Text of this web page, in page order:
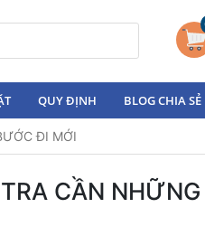
QUY ĐỊNH BLOG CHIA SẺ
ĐI MỚI
CẦN NHỮNG